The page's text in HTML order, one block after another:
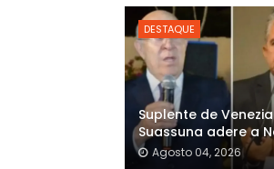
DESTAQUE
Suplente de
Suassuna adere a
Agosto 04, 2026